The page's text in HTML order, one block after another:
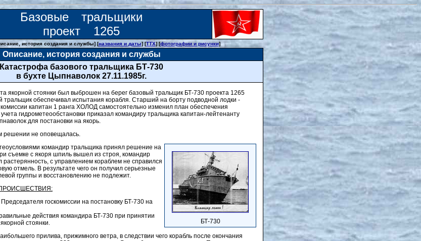
Базовые тральщики
проект 1265
история создания и службы] [названия и даты] [ТТХ] [фотографии и рисунки]
Описание, история создания и службы
Катастрофа базового тральщика БТ-730
в бухте Цыпнаволок 27.11.1985г.
якорной стоянки был выброшен на берег базовый тральщик БТ-730 проекта 1265
обеспечивал испытания корабля. Старший на борту подводной лодки -
капитан 1 ранга ХОЛОД самостоятельно изменил план обеспече­ния
гидрометеообстановки приказал командиру тральщика капитан-лейтенанту
для постановки на якорь.
решении не оповещалась.
БТ-730
командир тральщика принял решение на
съемке с якоря шпиль вышел из строя, командир
растерянность, с управлением кораблем не справился
отмель. В результате чего он получил серьезные
группы и восстановлению не подлежит.
госкомиссии на постановку БТ-730 на
действия командира БТ-730 при принятии
стоянки.
прилива, прижимного ветра, в следствии чего корабль после окончания